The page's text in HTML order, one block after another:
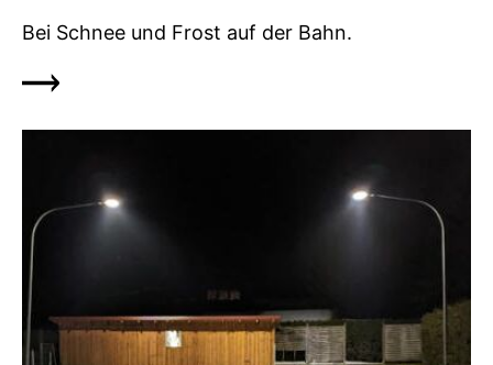
Bei Schnee und Frost auf der Bahn.